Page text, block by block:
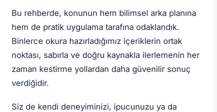
Bu rehberde, konunun hem bilimsel arka planına
hem de pratik uygulama tarafına odaklandık.
Binlerce okura hazırladığımız içeriklerin ortak
noktası, sabırla ve doğru kaynakla ilerlemenin her
zaman kestirme yollardan daha güvenilir sonuç
verdiğidir.
Siz de kendi deneyiminizi, ipucunuzu ya da